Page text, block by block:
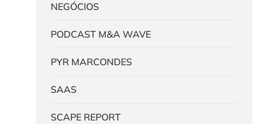
NEGÓCIOS
PODCAST M&A WAVE
PYR MARCONDES
SAAS
SCAPE REPORT